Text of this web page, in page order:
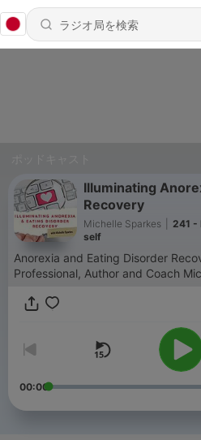
Illuminating
Recovery
Michelle Sparkes
241 -
self
Anorexia and Eating Disorder
Professional, Author and Coach
00:00